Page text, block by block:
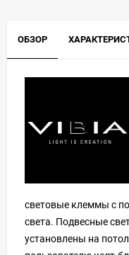
ОБЗОР
световые клеммы с
света. Подвесные
установлены на